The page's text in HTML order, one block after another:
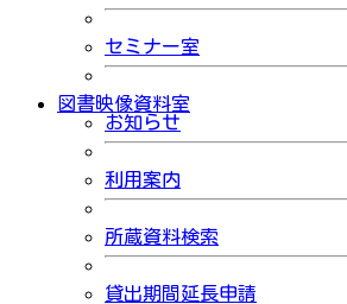
セミナー室
図書映像資料室
お知らせ
利用案内
所蔵資料検索
貸出期間延長申請